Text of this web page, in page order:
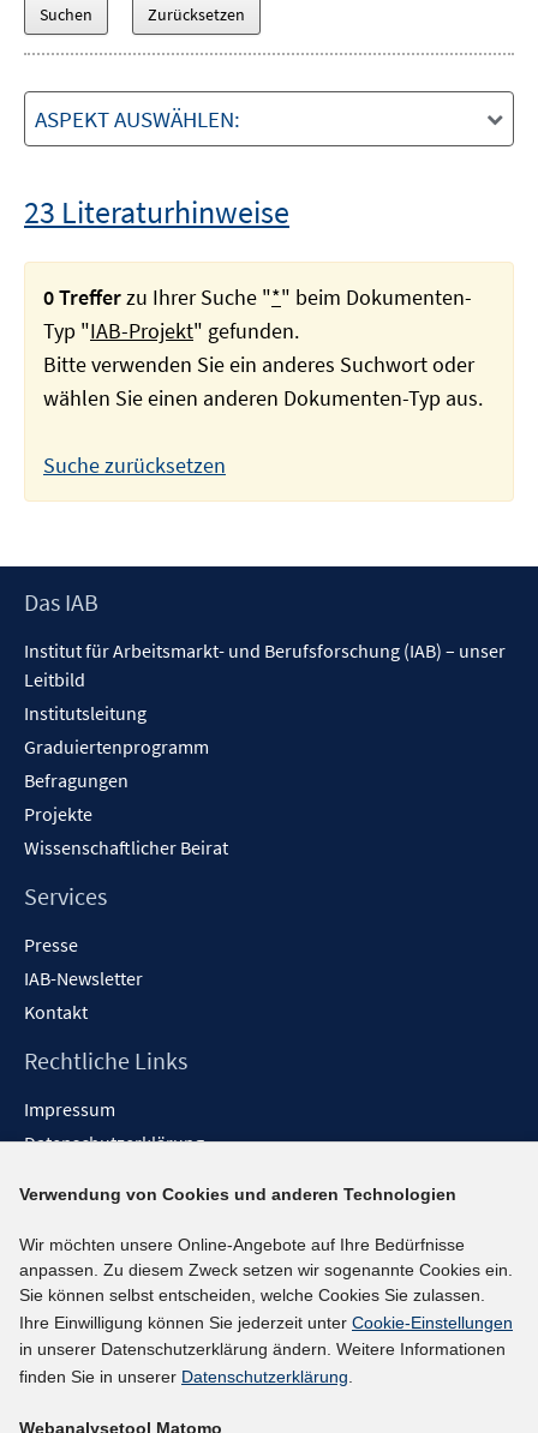
ASPEKT AUSWÄHLEN:
23 Literaturhinweise
0 Trefferzu Ihrer Suche "*" beim Dokumenten-
Typ "IAB-Projekt" gefunden.
Bitte verwenden Sie ein anderes Suchwort oder
wählen Sie einen anderen Dokumenten-Typ aus.
Suche zurücksetzen
Footer
Das IAB
Institut für Arbeitsmarkt- und Berufsforschung (IAB) – unser
Leitbild
Institutsleitung
Graduiertenprogramm
Befragungen
Projekte
Wissenschaftlicher Beirat
Services
Presse
IAB-Newsletter
Kontakt
Rechtliche Links
Impressum
Datenschutzerklärung
Barrieren melden
Social-Media-Kanäle
BlueSky
YouTube
LinkedIn
Verwendung von Cookies und anderen Technologien
Wir möchten unsere Online-Angebote auf Ihre Bedürfnisse
anpassen. Zu diesem Zweck setzen wir sogenannte Cookies ein.
Sie können selbst entscheiden, welche Cookies Sie zulassen.
Ihre Einwilligung können Sie jederzeit unter Cookie-Einstellungen
in unserer Datenschutzerklärung ändern. Weitere Informationen
finden Sie in unserer Datenschutzerklärung.
Webanalysetool Matomo